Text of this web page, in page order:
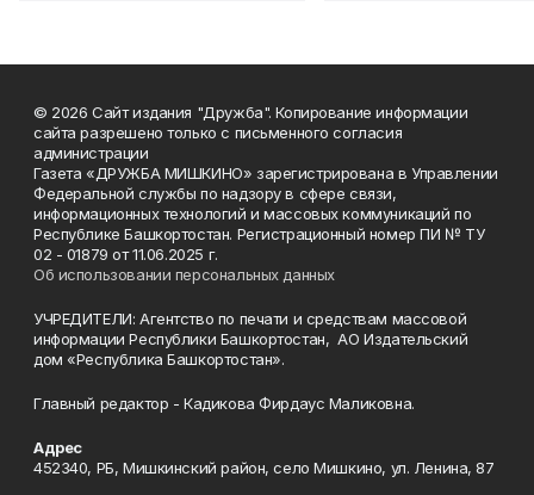
© 2026 Сайт издания "Дружба". Копирование информации
сайта разрешено только с письменного согласия
администрации
Газета «ДРУЖБА МИШКИНО» зарегистрирована в Управлении
Федеральной службы по надзору в сфере связи,
информационных технологий и массовых коммуникаций по
Республике Башкортостан. Регистрационный номер ПИ № ТУ
02 - 01879 от 11.06.2025 г.
Об использовании персональных данных
УЧРЕДИТЕЛИ: Агентство по печати и средствам массовой
информации Республики Башкортостан, АО Издательский
дом «Республика Башкортостан».
Главный редактор - Кадикова Фирдаус Маликовна.
Адрес
452340, РБ, Мишкинский район, село Мишкино, ул. Ленина, 87